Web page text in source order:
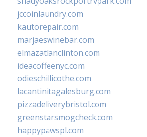
jccoinlaundry.com
kautorepair.com
marjaeswinebar.com
elmazatlanclinton.com
ideacoffeenyc.com
odieschillicothe.com
lacantinitagalesburg.com
pizzadeliverybristol.com
greenstarsmogcheck.com
happypawspl.com